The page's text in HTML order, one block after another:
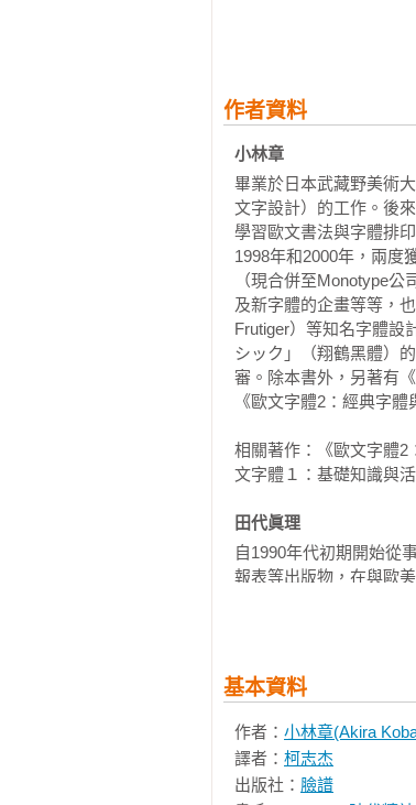
參考文獻
寫在最後
是對使用者來說最體貼
近代社會總是不斷追求
成。綜合字體設計師與
2021年5月
小林章・田代眞理
作者資料
小林章
畢業於日本武藏野美術
文字設計）的工作。後
學習歐文書法與字體排
1998年和2000年，兩度
（現合併至Monotype
及新字體的企畫等等，
Frutiger）等知名字體設
シック」（翔鶴黑體）
審。除本書外，另著有
《歐文字體2：經典字體
相關著作：《歐文字體2
文字體１：基礎知識與活
田代眞理
自1990年代初期開始從
報表等出版物，在與歐
文字排印學等議題的作
基本資料
作者： 小林章(Akira
譯者： 柯志杰
出版社： 臉譜